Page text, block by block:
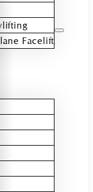
Facelift